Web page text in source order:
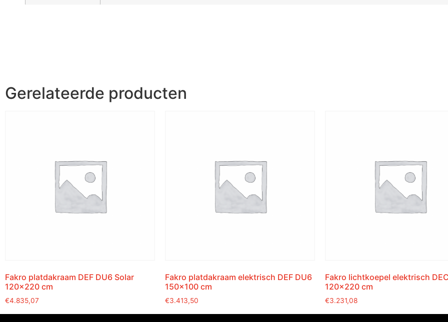
Gerelateerde producten
Fakro platdakraam DEF DU6 Solar
120×220 cm
€4.835,07
Fakro platdakraam elektrisch DEF DU6
150×100 cm
€3.413,50
Fakro lichtkoepel elektrisch
120×220 cm
€3.231,08